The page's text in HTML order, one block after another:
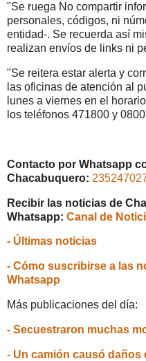
"Se ruega No compartir
personales, códigos, ni
entidad-. Se recuerda así
realizan envíos de links ni
"Se reitera estar alerta y
las oficinas de atención al
lunes a viernes en el
los teléfonos 471800 y
Contacto por Whatsapp
Chacabuquero:
Recibir las noticias de
Whatsapp: Canal de
- Últimas noticias
- Cómo suscribirse a las
Whatsapp
Más publicaciones del día:
- Secuestraron muchas
- Un camión causó daños